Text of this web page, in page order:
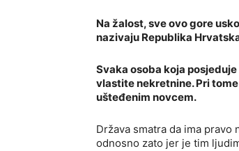
Na žalost, sve ovo gore
nazivaju Republika
Svaka osoba koja
vlastite nekretnine. Pri
ušteđenim novcem.
Država smatra da ima
odnosno zato jer je tim